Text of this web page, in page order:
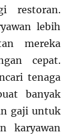
restoran.
lebih
mereka
cepat.
tenaga
banyak
gaji untuk
karyawan